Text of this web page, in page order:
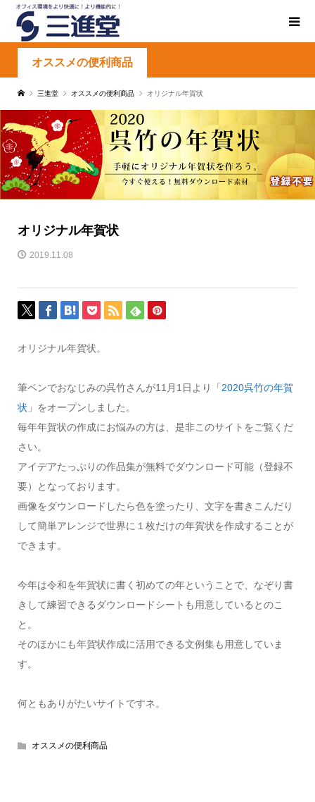
オススメの便利商品
三進堂 オススメの便利商品 オリジナル年賀状
オリジナル年賀状
2019.11.08
オリジナル年賀状。
筆ペンでおなじみの呉竹さんが11月1日より「 2020呉竹の年賀
状 」をオープンしました。
毎年年賀状の作成にお悩みの方は、是非このサイトをご覧くだ
さい。
アイデアたっぷりの作品集が無料でダウンロード可能（登録不
要）となっております。
画像をダウンロードしたら色を塗ったり、文字を書きこんだり
して簡単アレンジで世界に１枚だけの年賀状を作成することが
できます。
今年は令和を年賀状に書く初めての年ということで、なぞり書
きして練習できるダウンロードシートも用意しているとのこ
と。
そのほかにも年賀状作成に活用できる文例集も用意していま
す。
何ともありがたいサイトですネ。
オススメの便利商品